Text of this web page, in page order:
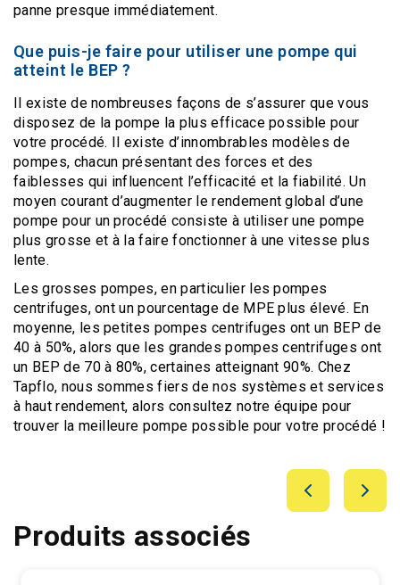
panne presque immédiatement.
Que puis-je faire pour utiliser une pompe qui
atteint le BEP ?
Il existe de nombreuses façons de s’assurer que vous
disposez de la pompe la plus efficace possible pour
votre procédé. Il existe d’innombrables modèles de
pompes, chacun présentant des forces et des
faiblesses qui influencent l’efficacité et la fiabilité. Un
moyen courant d’augmenter le rendement global d’une
pompe pour un procédé consiste à utiliser une pompe
plus grosse et à la faire fonctionner à une vitesse plus
lente.
Les grosses pompes, en particulier les pompes
centrifuges, ont un pourcentage de MPE plus élevé. En
moyenne, les petites pompes centrifuges ont un BEP de
40 à 50%, alors que les grandes pompes centrifuges ont
un BEP de 70 à 80%, certaines atteignant 90%. Chez
Tapflo, nous sommes fiers de nos systèmes et services
à haut rendement, alors consultez notre équipe pour
trouver la meilleure pompe possible pour votre procédé !
Produits associés